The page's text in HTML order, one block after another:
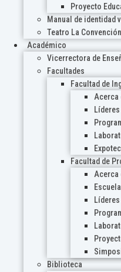
Proyecto
Manual de identidad
Teatro La Convención
Académico
Vicerrectora de
Facultades
Facultad de
Acerca
Facultad de
Acerca
Biblioteca